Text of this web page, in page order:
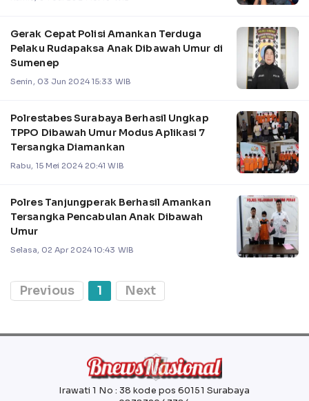
Gerak Cepat Polisi Amankan Terduga
Pelaku Rudapaksa Anak Dibawah Umur di
Sumenep
Senin, 03 Jun 2024 15:33 WIB
Polrestabes Surabaya Berhasil Ungkap
TPPO Dibawah Umur Modus Aplikasi 7
Tersangka Diamankan
Rabu, 15 Mei 2024 20:41 WIB
Polres Tanjungperak Berhasil Amankan
Tersangka Pencabulan Anak Dibawah
Umur
Selasa, 02 Apr 2024 10:43 WIB
Previous 1 Next
Irawati 1 No : 38 kode pos 60151 Surabaya